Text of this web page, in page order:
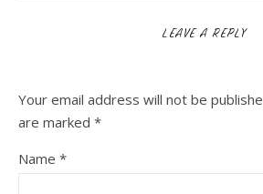
LEAVE A REPLY
Your email address will not be
are marked *
Name *